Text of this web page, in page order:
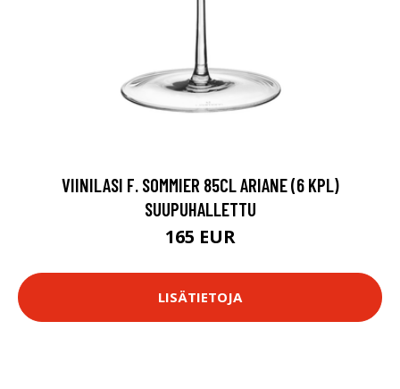
VIINILASI F. SOMMIER 85CL ARIANE (6 KPL)
SUUPUHALLETTU
165 EUR
LISÄTIETOJA